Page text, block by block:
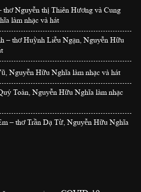
Nguyễn thị Thiên Hương và Cung
làm nhạc và hát
– thơ Huỳnh Liễu Ngạn, Nguyễn Hữu
Nguyễn Hữu Nghĩa làm nhạc và hát
Toàn, Nguyễn Hữu Nghĩa làm nhạc
– thơ Trần Dạ Từ, Nguyễn Hữu Nghĩa